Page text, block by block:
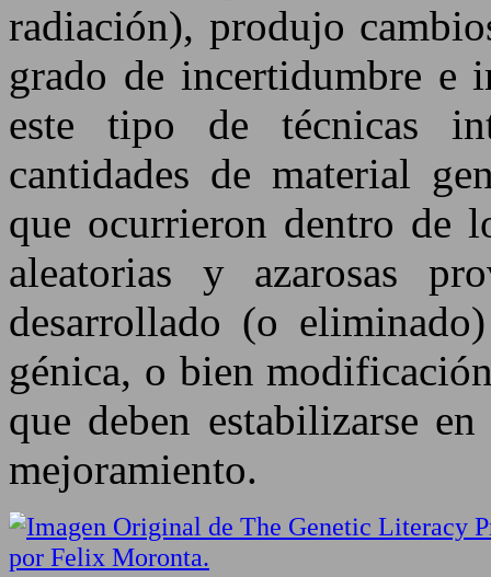
radiación), produjo
grado de incertidumbre e
este tipo de técnicas
cantidades de material
que ocurrieron dentro de
aleatorias y azarosas
desarrollado (o
génica, o bien
que deben estabilizarse
mejoramiento.